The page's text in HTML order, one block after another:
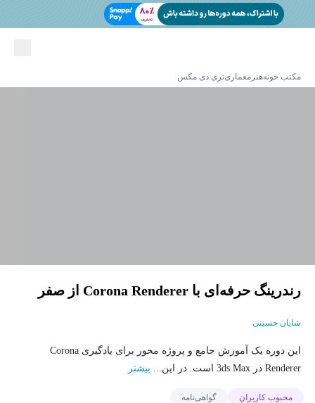
مکتب خونههنر معماریتری دی مکس
رندرینگ حرفه‌ای با Corona Renderer از صفر
شایان حسینی
این دوره یک آموزش جامع و پروژه محور برای یادگیری Corona
Renderer در 3ds Max است. در این...
بیشتر
محبوب کاربران گواهی‌نامه